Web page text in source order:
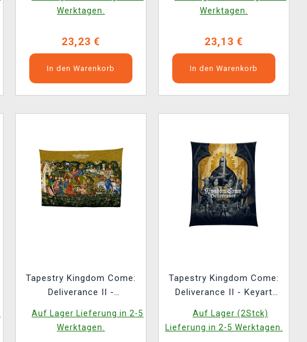
Werktagen.
23,23 €
In den Warenkorb
Werktagen.
23,13 €
In den Warenkorb
Tapestry Kingdom Come:
Deliverance II -
(Bild auf Textil)
Auf Lager Lieferung in 2-5
Werktagen.
Tapestry Kingdom Come:
Deliverance II - Keyart
Auf Lager (2Stck)
Lieferung in 2-5 Werktagen.